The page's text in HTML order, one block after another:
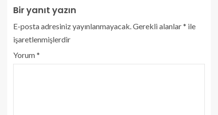
Bir yanıt yazın
E-posta adresiniz yayınlanmayacak. Gerekli alanlar* ile
işaretlenmişlerdir
Yorum*